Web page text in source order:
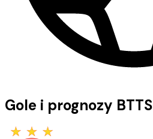
Gole i prognozy BTTS